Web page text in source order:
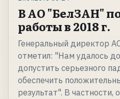
В АО "БелЗАН"
работы в 2018 г.
Генеральный директор
отметил: "Нам удалось
допустить серьезного
обеспечить
результат". В частности,